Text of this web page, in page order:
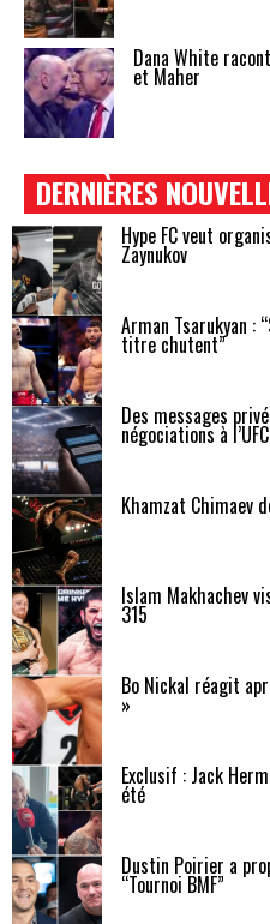
Dana White
et Maher
DERNIÈRES
Hype FC veut
Zaynukov
Arman Tsarukyan :
titre chutent”
Des messages
négociations à l’UFC
Khamzat Chimaev
Islam Makhachev
315
Bo Nickal réagit
»
Exclusif : Jack
été
Dustin Poirier a
“Tournoi BMF”